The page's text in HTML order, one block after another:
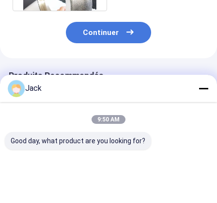
Continuer
Produits Recommandés
Jack
9:50 AM
Good day, what product are you looking for?